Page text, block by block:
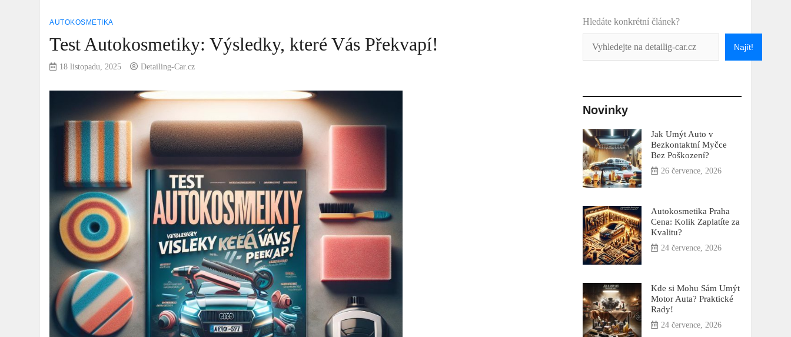
AUTOKOSMETIKA
Test Autokosmetiky: Výsledky, které Vás Překvapí!
18 listopadu, 2025 Detailing-Car.cz
Hledáte konkrétní článek?
Najít!
Novinky
Jak Umýt Auto v
Bezkontaktní Myčce
Bez Poškození?
26 července, 2026
Autokosmetika Praha
Cena: Kolik Zaplatíte za
Kvalitu?
24 července, 2026
Kde si Mohu Sám Umýt
Motor Auta? Praktické
Rady!
24 července, 2026